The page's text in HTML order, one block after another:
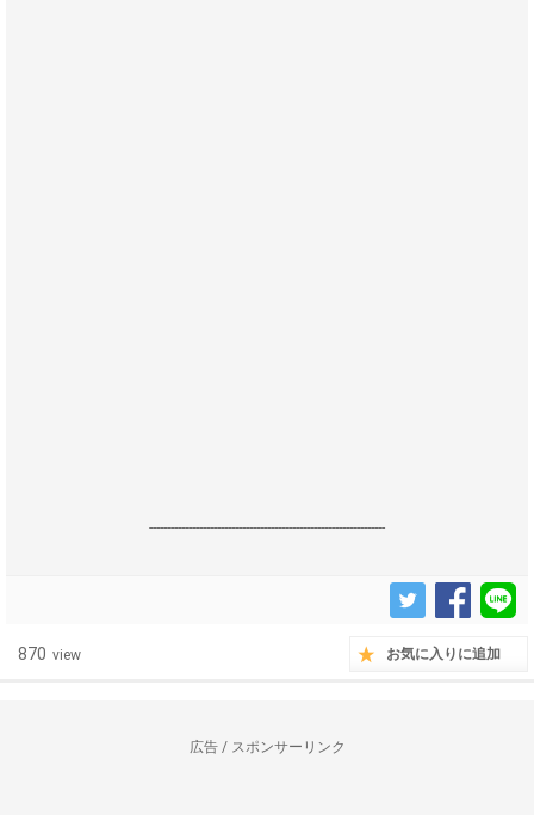
------------------------------------------------------------------
870 view お気に入りに追加
広告 / スポンサーリンク